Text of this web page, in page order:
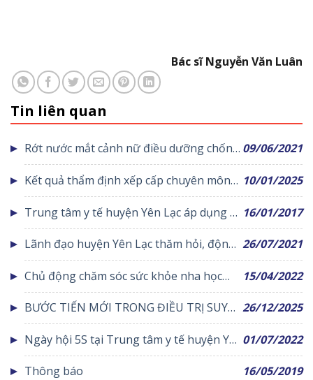
Bác sĩ Nguyễn Văn Luân
Tin liên quan
Rớt nước mắt cảnh nữ điều dưỡng chống
COVID-19 vọng bái cha vì không thể về
chịu tang
09/06/2021
Kết quả thẩm định xếp cấp chuyên môn
kỹ thuật cơ sở khám bệnh, chữa bệnh
10/01/2025
Trung tâm y tế huyện Yên Lạc áp dụng kỹ
thuật chạy thận nhân tạo vào điều trị
16/01/2017
Lãnh đạo huyện Yên Lạc thăm hỏi, động
viên cán bộ, nhân viên y tế và bệnh nhân
đang điều trị tại Bệnh viện dã chiến tỉnh
26/07/2021
Chủ động chăm sóc sức khỏe nha học
đường
15/04/2022
BƯỚC TIẾN MỚI TRONG ĐIỀU TRỊ SUY
THẬN TẠI TRUNG TÂM Y TẾ KHU VỰC
YÊN LẠC
26/12/2025
Ngày hội 5S tại Trung tâm y tế huyện Yên
Lạc
01/07/2022
Thông báo 16/05/2019